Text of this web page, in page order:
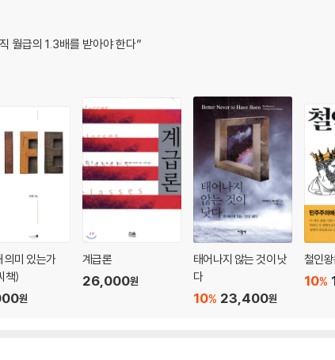
월급의 1.3배를 받아야 한다”
의미 있는가
책)
원
계급론
26,000원
태어나지 않는 것이 낫
다
23,400원
10%
철인
10%